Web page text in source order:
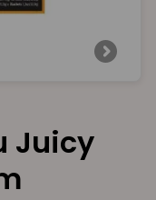
Juicy